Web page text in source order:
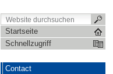
Startseite
Schnellzugriff
Contact